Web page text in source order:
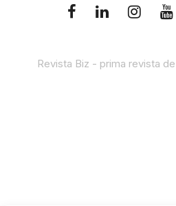
Revista Biz - prima revista